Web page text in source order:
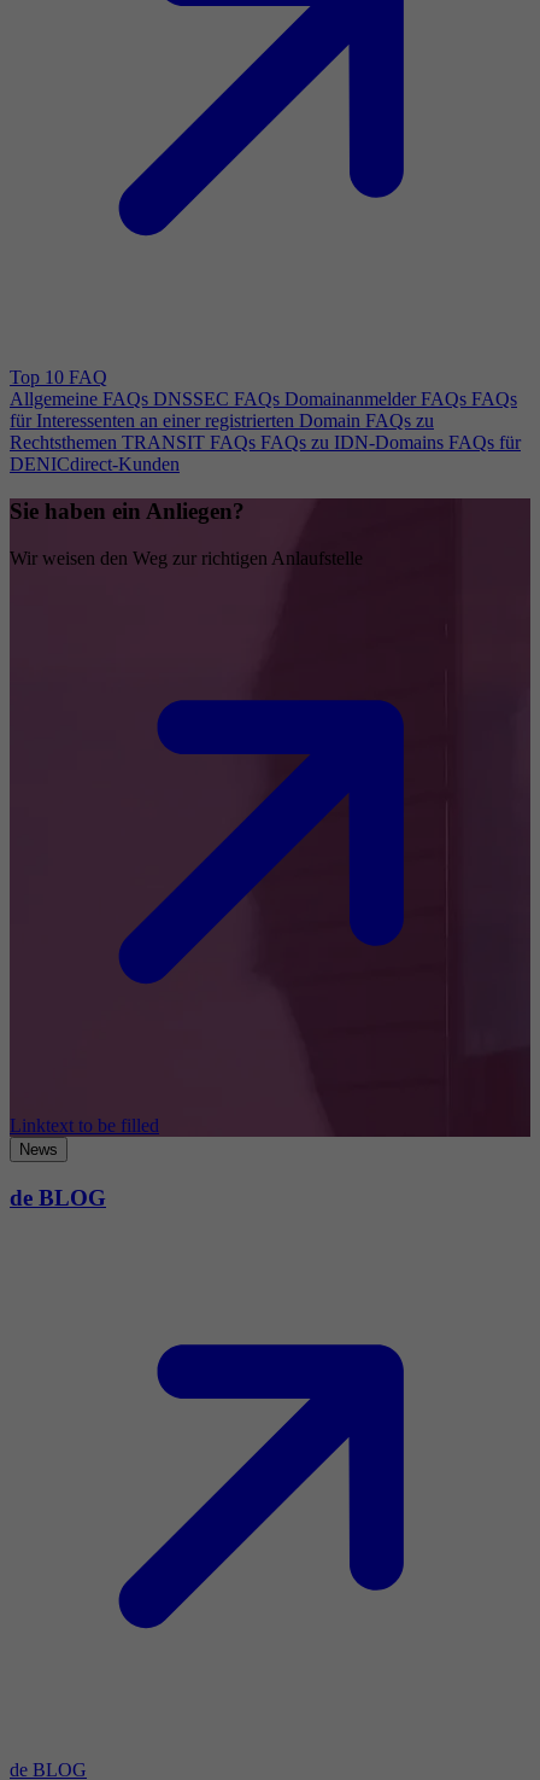
Top 10 FAQ
Allgemeine FAQs DNSSEC FAQs Domainanmelder FAQs FAQs
für Interessenten an einer registrierten Domain FAQs zu
Rechtsthemen TRANSIT FAQs FAQs zu IDN-Domains FAQs für
DENICdirect-Kunden
Sie haben ein Anliegen?
Wir weisen den Weg zur richtigen Anlaufstelle
Linktext to be filled
News
de BLOG
de BLOG